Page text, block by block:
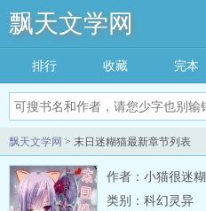
飘天文学网
排行 收藏 完本
飘天文学网 > 末日迷糊猫最新章节列表
作者：小猫很迷糊
类别：科幻灵异